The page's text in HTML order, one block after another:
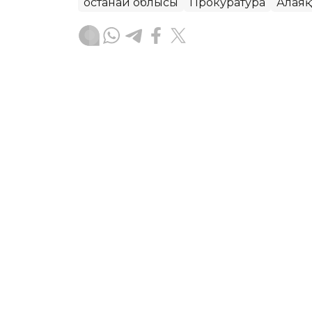
Қостанай облысы Прокуратура